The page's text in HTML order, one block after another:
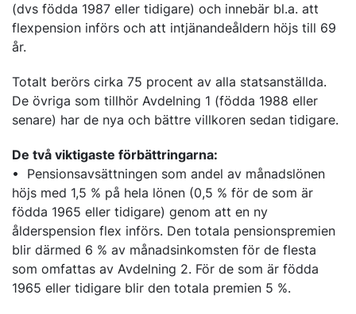
(dvs födda 1987 eller tidigare) och innebär bl.a. att
flexpension införs och att intjänandeåldern höjs till 69
år.
Totalt berörs cirka 75 procent av alla statsanställda.
De övriga som tillhör Avdelning 1 (födda 1988 eller
senare) har de nya och bättre villkoren sedan tidigare.
De två viktigaste förbättringarna:
• Pensionsavsättningen som andel av månadslönen
höjs med 1,5 % på hela lönen (0,5 % för de som är
födda 1965 eller tidigare) genom att en ny
ålderspension flex införs. Den totala pensionspremien
blir därmed 6 % av månadsinkomsten för de flesta
som omfattas av Avdelning 2. För de som är födda
1965 eller tidigare blir den totala premien 5 %.